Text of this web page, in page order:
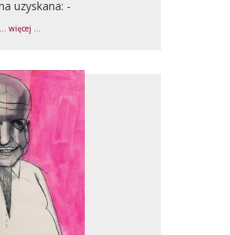
uzyskana: -
... więcej ...